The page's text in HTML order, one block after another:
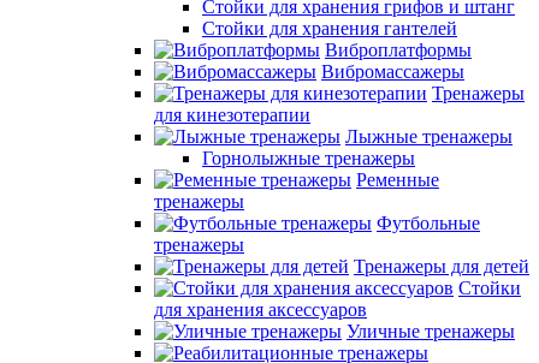
Стойки для хранения грифов и штанг
Стойки для хранения гантелей
Виброплатформы
Вибромассажеры
Тренажеры
для кинезотерапии
Лыжные тренажеры
Горнолыжные тренажеры
Ременные
тренажеры
Футбольные
тренажеры
Тренажеры для детей
Стойки
для хранения аксессуаров
Уличные тренажеры